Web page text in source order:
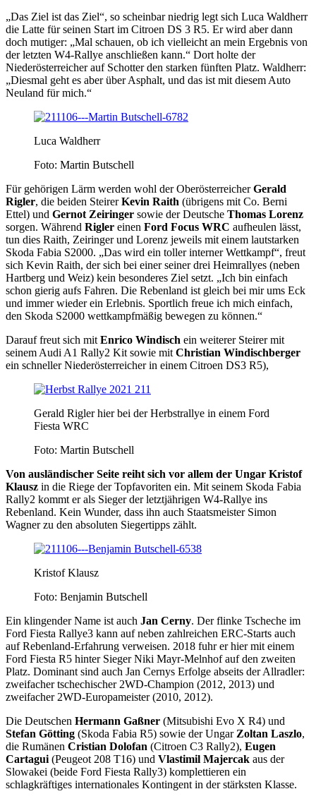
„Das Ziel ist das Ziel“, so scheinbar niedrig legt sich Luca Waldherr
die Latte für seinen Start im Citroen DS 3 R5. Er wird aber dann
doch mutiger: „Mal schauen, ob ich vielleicht an mein Ergebnis von
der letzten W4-Rallye anschließen kann.“ Dort holte der
Niederösterreicher auf Schotter den starken fünften Platz. Waldherr:
„Diesmal geht es aber über Asphalt, und das ist mit diesem Auto
Neuland für mich.“
Luca Waldherr
Foto: Martin Butschell
Für gehörigen Lärm werden wohl der OberösterreicherGerald
Rigler, die beiden SteirerKevin Raith (übrigens mit Co. Berni
Ettel) und Gernot Zeiringer sowie der Deutsche Thomas Lorenz
sorgen. Während Rigler einen Ford Focus WRC aufheulen lässt,
tun dies Raith, Zeiringer und Lorenz jeweils mit einem lautstarken
Skoda Fabia S2000. „Das wird ein toller interner Wettkampf“, freut
sich Kevin Raith, der sich bei einer seiner drei Heimrallyes (neben
Hartberg und Weiz) kein besonderes Ziel setzt. „Ich bin einfach
schon gierig aufs Fahren. Die Rebenland ist gleich bei mir ums Eck
und immer wieder ein Erlebnis. Sportlich freue ich mich einfach,
den Skoda S2000 wettkampfmäßig bewegen zu können.“
Darauf freut sich mit Enrico Windisch ein weiterer Steirer mit
seinem Audi A1 Rally2 Kit sowie mit Christian Windischberger
ein schneller Niederösterreicher in einem Citroen DS3 R5),
Gerald Rigler hier bei der Herbstrallye in einem Ford
Fiesta WRC
Foto: Martin Butschell
Von ausländischer Seite reiht sich vor allem der Ungar Kristof
Klausz in die Riege der Topfavoriten ein. Mit seinem Skoda Fabia
Rally2 kommt er als Sieger der letztjährigen W4-Rallye ins
Rebenland. Kein Wunder, dass ihn auch Staatsmeister Simon
Wagner zu den absoluten Siegertipps zählt.
Kristof Klausz
Foto: Benjamin Butschell
Ein klingender Name ist auch Jan Cerny. Der flinke Tscheche im
Ford Fiesta Rallye3 kann auf neben zahlreichen ERC-Starts auch
auf Rebenland-Erfahrung verweisen. 2018 fuhr er hier mit einem
Ford Fiesta R5 hinter Sieger Niki Mayr-Melnhof auf den zweiten
Platz. Dominant sind auch Jan Cernys Erfolge abseits der Allradler:
zweifacher tschechischer 2WD-Champion (2012, 2013) und
zweifacher 2WD-Europameister (2010, 2012).
Die Deutschen Hermann Gaßner (Mitsubishi Evo X R4) und
Stefan Götting (Skoda Fabia R5) sowie der Ungar Zoltan Laszlo,
die Rumänen Cristian Dolofan (Citroen C3 Rally2), Eugen
Cartagui (Peugeot 208 T16) und Vlastimil Majercak aus der
Slowakei (beide Ford Fiesta Rally3) komplettieren ein
schlagkräftiges internationales Kontingent in der stärksten Klasse.